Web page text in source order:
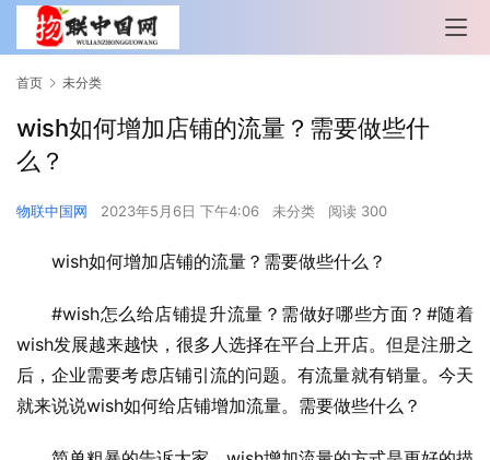
首页 未分类
wish如何增加店铺的流量？需要做些什
么？
物联中国网 2023年5月6日 下午4:06 未分类 阅读 300
wish如何增加店铺的流量？需要做些什么？
#wish怎么给店铺提升流量？需做好哪些方面？#随着
wish发展越来越快，很多人选择在平台上开店。但是注册之
后，企业需要考虑店铺引流的问题。有流量就有销量。今天
就来说说wish如何给店铺增加流量。需要做些什么？